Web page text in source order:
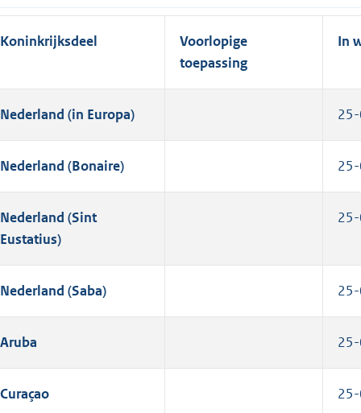
Koninkrijksdeel
Voorlopige
toepassing
In
Nederland (in Europa)
Nederland (Bonaire)
Nederland (Sint
Eustatius)
Nederland (Saba)
Aruba
Curaçao